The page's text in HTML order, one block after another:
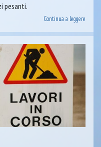
pesanti.
Continua a leggere